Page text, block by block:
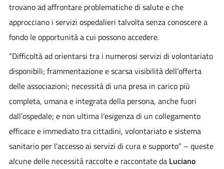
trovano ad affrontare problematiche di salute e che
approcciano i servizi ospedalieri talvolta senza conoscere a
fondo le opportunità a cui possono accedere.
“Difficoltà ad orientarsi tra i numerosi servizi di volontariato
disponibili; frammentazione e scarsa visibilità dell’offerta
delle associazioni; necessità di una presa in carico più
completa, umana e integrata della persona, anche fuori
dall’ospedale; e non ultima l’esigenza di un collegamento
efficace e immediato tra cittadini, volontariato e sistema
sanitario per l’accesso ai servizi di cura e supporto” – queste
alcune delle necessità raccolte e raccontate da Luciano